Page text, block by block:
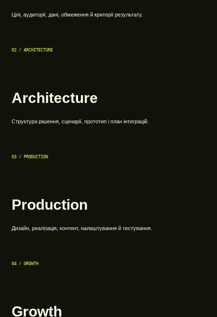
Цілі, аудиторії, дані, обмеження й критерії результату.
02 / ARCHITECTURE
Architecture
Структура рішення, сценарії, прототип і план інтеграцій.
03 / PRODUCTION
Production
Дизайн, реалізація, контент, налаштування й тестування.
04 / GROWTH
Growth